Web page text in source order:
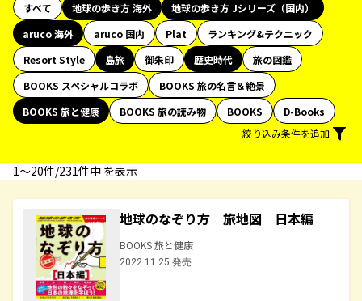
すべて 地球の歩き方 海外
地球の歩き方 Jシリーズ（国内）
aruco 海外
aruco 国内 Plat
ランキング&テクニック
Resort Style
島旅 御朱印 歴史時代
旅の図鑑
BOOKS スペシャルコラボ
BOOKS 旅の名言＆絶景
BOOKS 旅と健康
BOOKS 旅の読み物 BOOKS
D-Books
絞り込み条件を追加
1〜20件/231件中 を表示
地球のなぞり方 旅地図 日本編
BOOKS 旅と健康
2022.11.25 発売